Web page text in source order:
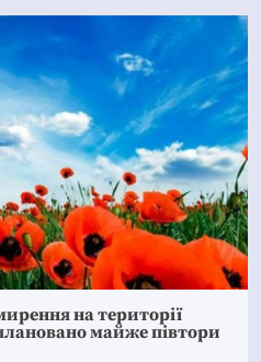
на території
майже півтори